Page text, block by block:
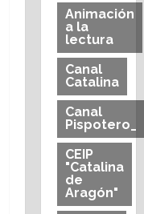
Animación
a la
lectura
Canal
Catalina
Canal
Pispotero_
CEIP
"Catalina
de
Aragón"